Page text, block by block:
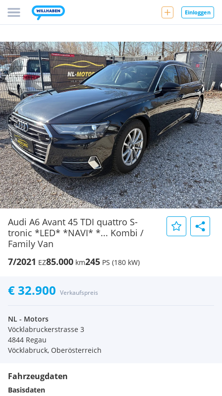
Einloggen
Audi A6 Avant 45 TDI quattro S-
tronic *LED* *NAVI* *... Kombi /
Family Van
7/2021 EZ85.000 km245 PS (180 kW)
€ 32.900 Verkaufspreis
NL - Motors
Vöcklabruckerstrasse 3
4844 Regau
Vöcklabruck, Oberösterreich
Fahrzeugdaten
Basisdaten